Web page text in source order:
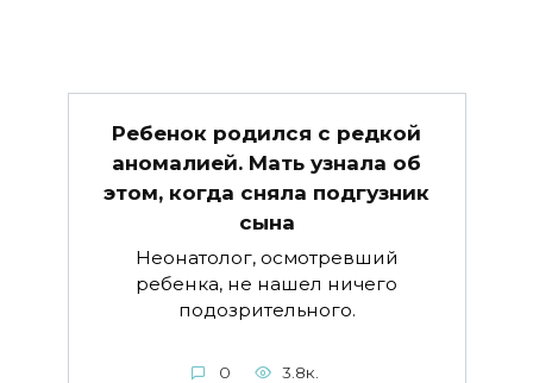
Ребенок родился с редкой
аномалией. Мать узнала об
этом, когда сняла подгузник
сына
Неонатолог, осмотревший
ребенка, не нашел ничего
подозрительного.
0 3.8к.